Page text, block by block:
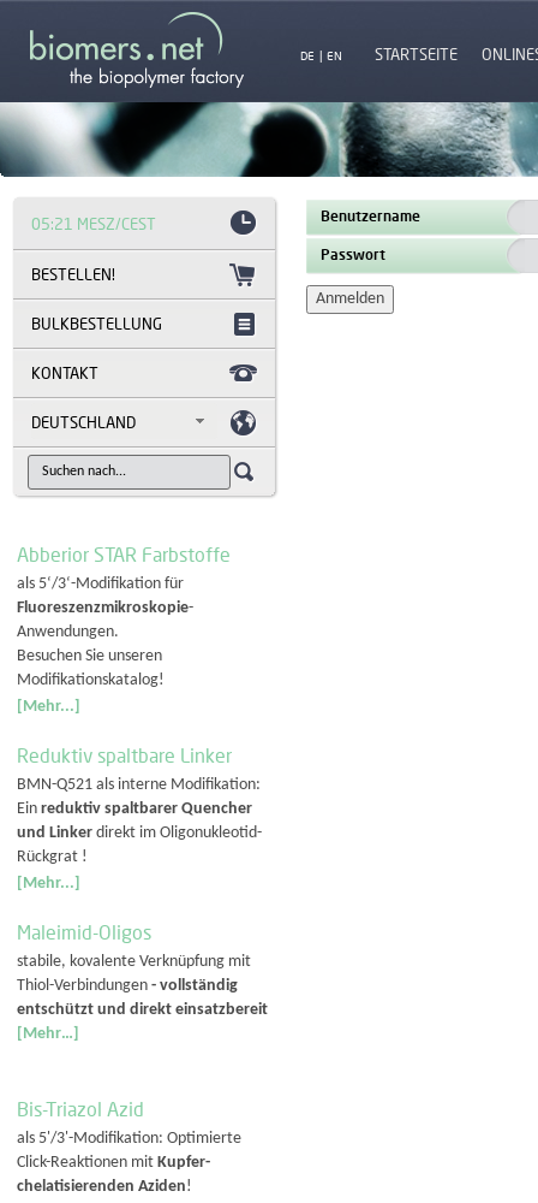
DE | EN STARTSEITE
05:21 MESZ/CEST
BESTELLEN!
BULKBESTELLUNG
KONTAKT
DEUTSCHLAND
Abberior STAR Farbstoffe
als 5‘/3‘-Modifikation für
Fluoreszenzmikroskopie-
Anwendungen.
Besuchen Sie unseren
Modifikationskatalog!
[Mehr...]
Reduktiv spaltbare Linker
BMN-Q521 als interne Modifikation:
Ein reduktiv spaltbarer Quencher
und Linker direkt im Oligonukleotid-
Rückgrat !
[Mehr...]
Maleimid-Oligos
stabile, kovalente Verknüpfung mit
Thiol-Verbindungen - vollständig
entschützt und direkt einsatzbereit
[Mehr…]
Bis-Triazol Azid
als 5'/3'-Modifikation: Optimierte
Click-Reaktionen mit Kupfer-
chelatisierenden Aziden!
Benutzername
Passwort